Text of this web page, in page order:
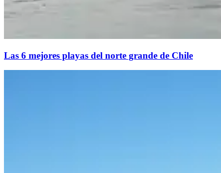
Las 6 mejores playas del norte grande de Chile